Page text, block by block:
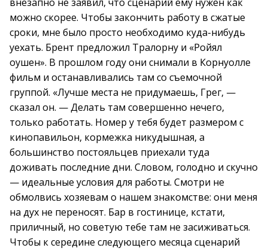
можно скорее. Чтобы закончить работу в сжатые
сроки, мне было просто необходимо куда-нибудь
уехать. Брент предложил Тралорну и «Ройял
оушен». В прошлом году они снимали в Корнуолле
фильм и останавливались там со съемочной
группой. «Лучше места не придумаешь, Грег, —
сказал он. — Делать там совершенно нечего,
только работать. Номер у тебя будет размером с
кинопавильон, кормежка никудышная, а
большинство постояльцев приехали туда
доживать последние дни. Словом, голодно и скучно
— идеальные условия для работы. Смотри не
обмолвись хозяевам о нашем знакомстве: они меня
на дух не переносят. Бар в гостинице, кстати,
приличный, но советую тебе там не засиживаться.
Чтобы к середине следующего месяца сценарий